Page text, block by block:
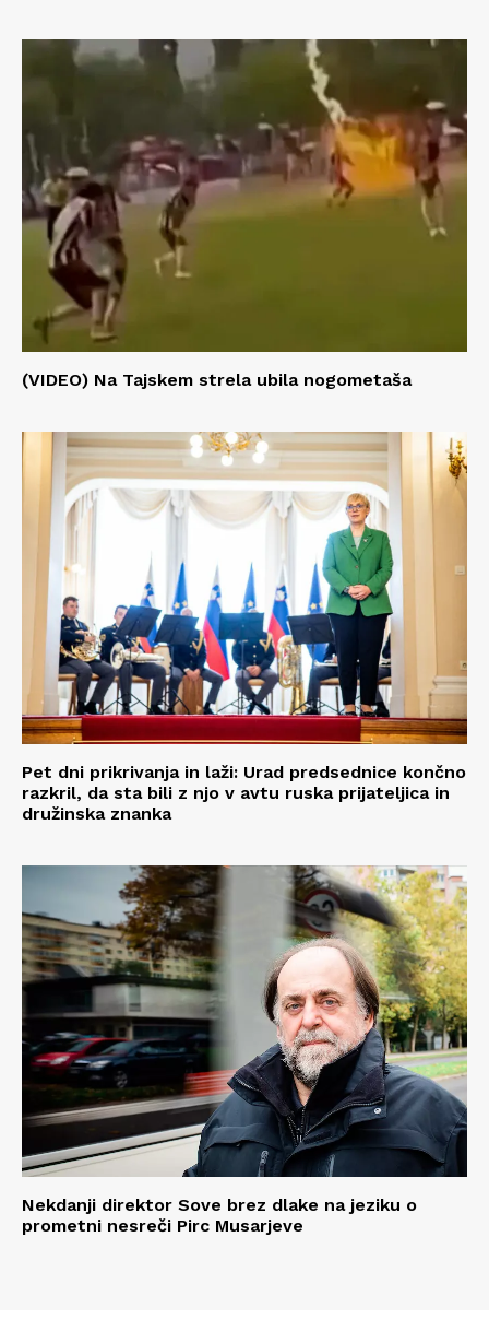
(VIDEO) Na Tajskem strela ubila nogometaša
Pet dni prikrivanja in laži: Urad predsednice končno
razkril, da sta bili z njo v avtu ruska prijateljica in
družinska znanka
Nekdanji direktor Sove brez dlake na jeziku o
prometni nesreči Pirc Musarjeve